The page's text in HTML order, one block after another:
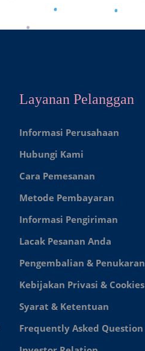
Layanan Pelanggan
Informasi Perusahaan
Hubungi Kami
Cara Pemesanan
Metode Pembayaran
Informasi Pengiriman
Lacak Pesanan Anda
Pengembalian & Penukaran
Kebijakan Privasi & Cookies
Syarat & Ketentuan
Frequently Asked Question